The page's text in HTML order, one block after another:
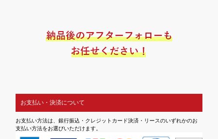
お支払い・決済について
お支払い方法は、銀行振込・クレジットカード決済・リースのいずれかのお
支払い方法をお選びいただけます。